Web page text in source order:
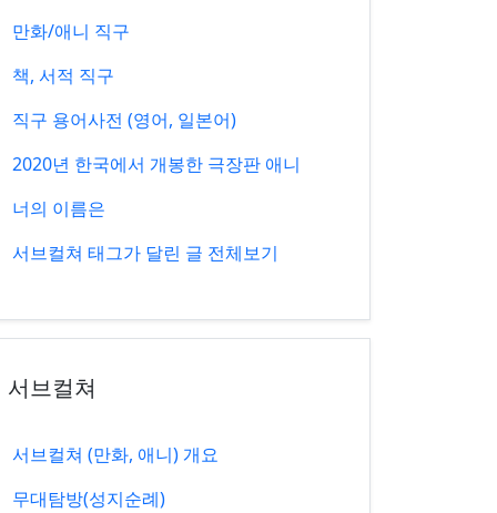
만화/애니 직구
책, 서적 직구
직구 용어사전 (영어, 일본어)
2020년 한국에서 개봉한 극장판 애니
너의 이름은
서브컬쳐 태그가 달린 글 전체보기
서브컬쳐
서브컬쳐 (만화, 애니) 개요
무대탐방(성지순례)